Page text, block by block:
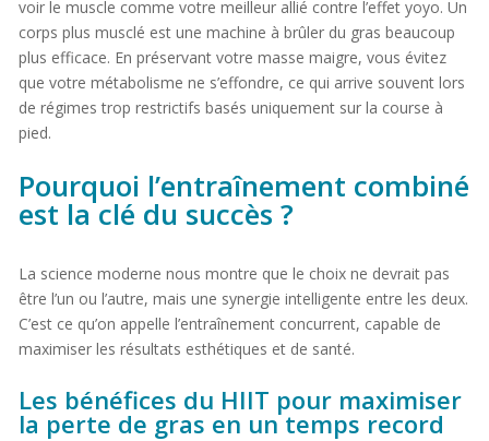
voir le muscle comme votre meilleur allié contre l’effet yoyo. Un
corps plus musclé est une machine à brûler du gras beaucoup
plus efficace. En préservant votre masse maigre, vous évitez
que votre métabolisme ne s’effondre, ce qui arrive souvent lors
de régimes trop restrictifs basés uniquement sur la course à
pied.
Pourquoi l’entraînement combiné
est la clé du succès ?
La science moderne nous montre que le choix ne devrait pas
être l’un ou l’autre, mais une synergie intelligente entre les deux.
C’est ce qu’on appelle l’entraînement concurrent, capable de
maximiser les résultats esthétiques et de santé.
Les bénéfices du HIIT pour maximiser
la perte de gras en un temps record